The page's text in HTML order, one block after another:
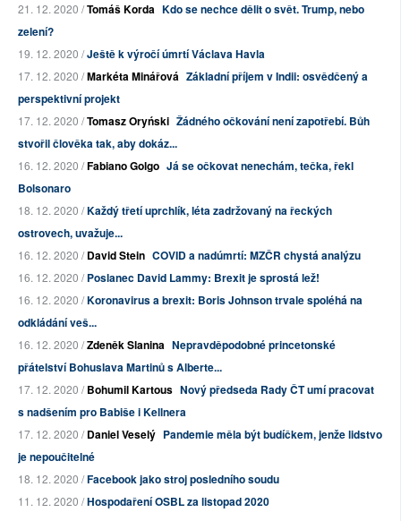
21. 12. 2020 /Tomáš Korda Kdo se nechce dělit o svět. Trump, nebo
zelení?
19. 12. 2020 /Ještě k výročí úmrtí Václava Havla
17. 12. 2020 /Markéta Minářová Základní příjem v Indii: osvědčený a
perspektivní projekt
17. 12. 2020 /Tomasz Oryński Žádného očkování není zapotřebí. Bůh
stvořil člověka tak, aby dokáz...
16. 12. 2020 /Fabiano Golgo Já se očkovat nenechám, tečka, řekl
Bolsonaro
18. 12. 2020 /Každý třetí uprchlík, léta zadržovaný na řeckých
ostrovech, uvažuje...
16. 12. 2020 /David Stein COVID a nadúmrtí: MZČR chystá analýzu
16. 12. 2020 /Poslanec David Lammy: Brexit je sprostá lež!
16. 12. 2020 /Koronavirus a brexit: Boris Johnson trvale spoléhá na
odkládání veš...
16. 12. 2020 /Zdeněk Slanina Nepravděpodobné princetonské
přátelství Bohuslava Martinů s Alberte...
17. 12. 2020 /Bohumil Kartous Nový předseda Rady ČT umí pracovat
s nadšením pro Babiše i Kellnera
17. 12. 2020 /Daniel Veselý Pandemie měla být budíčkem, jenže lidstvo
je nepoučitelné
18. 12. 2020 /Facebook jako stroj posledního soudu
11. 12. 2020 /Hospodaření OSBL za listopad 2020